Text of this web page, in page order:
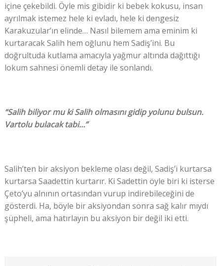
içine çekebildi. Öyle mis gibidir ki bebek kokusu, insan
ayrılmak istemez hele ki evladı, hele ki dengesiz
Karakuzular’ın elinde… Nasıl bilemem ama eminim ki
kurtaracak Salih hem oğlunu hem Sadiş’ini. Bu
doğrultuda kutlama amacıyla yağmur altında dağıttığı
lokum sahnesi önemli detay ile sonlandı.
“Salih biliyor mu ki Salih olmasını gidip yolunu bulsun.
Vartolu bulacak tabi…”
Salih’ten bir aksiyon bekleme olası değil, Sadiş’i kurtarsa
kurtarsa Saadettin kurtarır. Ki Sadettin öyle biri ki isterse
Çeto’yu alnının ortasından vurup indirebileceğini de
gösterdi. Ha, böyle bir aksiyondan sonra sağ kalır mıydı
şüpheli, ama hatırlayın bu aksiyon bir değil iki etti.